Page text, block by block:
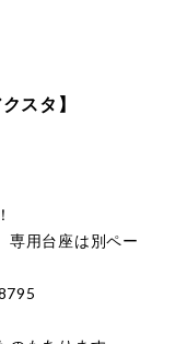
スタ】
専用台座は別ペー